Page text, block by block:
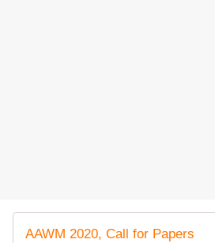
AAWM 2020, Call for Papers